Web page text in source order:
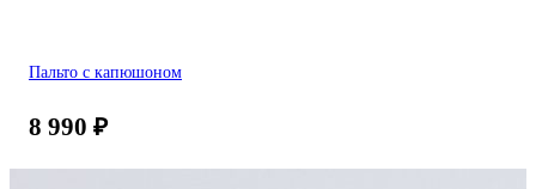
Пальто с капюшоном
8 990 ₽